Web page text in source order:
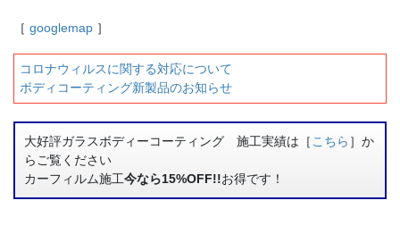
［ googlemap ］
コロナウィルスに関する対応について
ボディコーティング新製品のお知らせ
大好評ガラスボディーコーティング 施工実績は［ こちら ］か
らご覧ください
カーフィルム施工今なら15%OFF!!お得です！